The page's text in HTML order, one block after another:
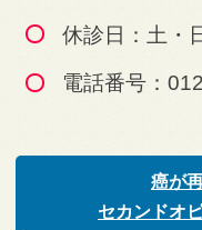
休診日：土・
電話番号：
癌が
セカンドオ